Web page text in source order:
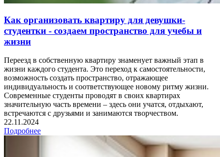
Как организовать квартиру для девушки-
студентки - создаем пространство для учебы и
жизни
Переезд в собственную квартиру знаменует важный этап в
жизни каждого студента. Это переход к самостоятельности,
возможность создать пространство, отражающее
индивидуальность и соответствующее новому ритму жизни.
Современные студенты проводят в своих квартирах
значительную часть времени – здесь они учатся, отдыхают,
встречаются с друзьями и занимаются творчеством.
22.11.2024
Подробнее